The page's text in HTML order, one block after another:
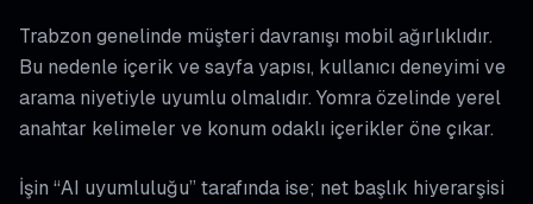
Trabzon genelinde müşteri davranışı mobil ağırlıklıdır.
Bu nedenle içerik ve sayfa yapısı, kullanıcı deneyimi ve
arama niyetiyle uyumlu olmalıdır. Yomra özelinde yerel
anahtar kelimeler ve konum odaklı içerikler öne çıkar.
İşin “AI uyumluluğu” tarafında ise; net başlık hiyerarşisi